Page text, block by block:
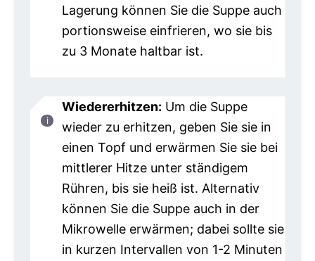
Lagerung können Sie die Suppe auch
portionsweise einfrieren, wo sie bis
zu 3 Monate haltbar ist.
Wiedererhitzen: Um die Suppe
wieder zu erhitzen, geben Sie sie in
einen Topf und erwärmen Sie sie bei
mittlerer Hitze unter ständigem
Rühren, bis sie heiß ist. Alternativ
können Sie die Suppe auch in der
Mikrowelle erwärmen; dabei sollte sie
in kurzen Intervallen von 1-2 Minuten